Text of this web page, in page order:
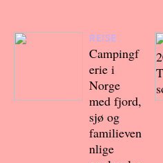
REISE
Campingf
erie i
Norge
med fjord,
sjø og
familieven
nlige